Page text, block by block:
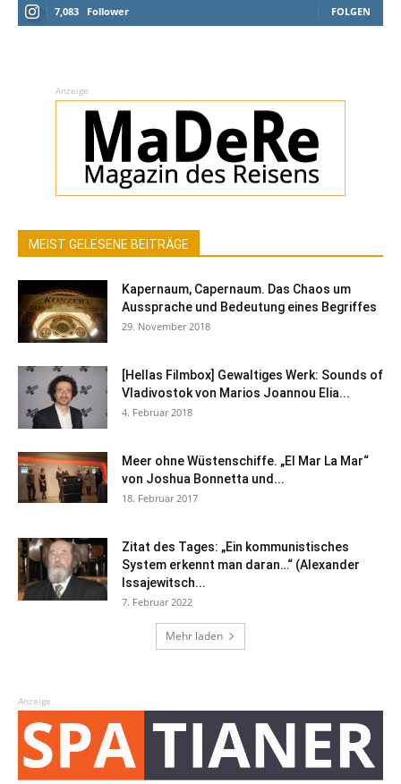
7,083 Follower FOLGEN
Anzeige
MEIST GELESENE BEITRÄGE
Kapernaum, Capernaum. Das Chaos um
Aussprache und Bedeutung eines Begriffes
29. November 2018
[Hellas Filmbox] Gewaltiges Werk: Sounds of
Vladivostok von Marios Joannou Elia...
4. Februar 2018
Meer ohne Wüstenschiffe. „El Mar La Mar“
von Joshua Bonnetta und...
18. Februar 2017
Zitat des Tages: „Ein kommunistisches
System erkennt man daran…“ (Alexander
Issajewitsch...
7. Februar 2022
Mehr laden
Anzeige